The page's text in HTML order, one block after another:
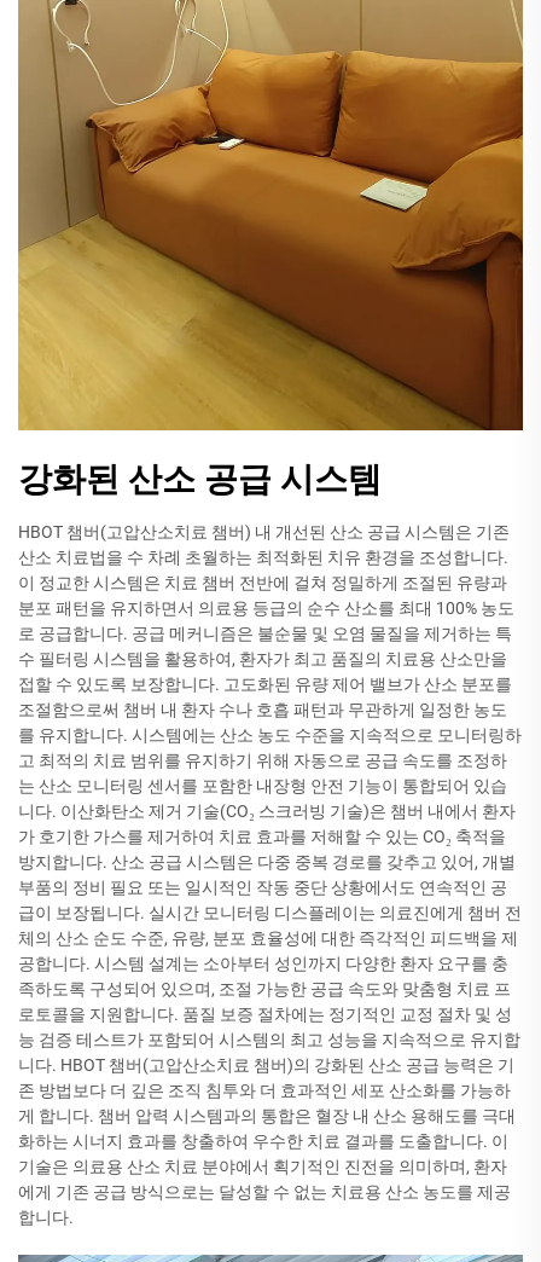
강화된 산소 공급 시스템
HBOT 챔버(고압산소치료 챔버) 내 개선된 산소 공급 시스템은 기존
산소 치료법을 수 차례 초월하는 최적화된 치유 환경을 조성합니다.
이 정교한 시스템은 치료 챔버 전반에 걸쳐 정밀하게 조절된 유량과
분포 패턴을 유지하면서 의료용 등급의 순수 산소를 최대 100% 농도
로 공급합니다. 공급 메커니즘은 불순물 및 오염 물질을 제거하는 특
수 필터링 시스템을 활용하여, 환자가 최고 품질의 치료용 산소만을
접할 수 있도록 보장합니다. 고도화된 유량 제어 밸브가 산소 분포를
조절함으로써 챔버 내 환자 수나 호흡 패턴과 무관하게 일정한 농도
를 유지합니다. 시스템에는 산소 농도 수준을 지속적으로 모니터링하
고 최적의 치료 범위를 유지하기 위해 자동으로 공급 속도를 조정하
는 산소 모니터링 센서를 포함한 내장형 안전 기능이 통합되어 있습
니다. 이산화탄소 제거 기술(CO₂ 스크러빙 기술)은 챔버 내에서 환자
가 호기한 가스를 제거하여 치료 효과를 저해할 수 있는 CO₂ 축적을
방지합니다. 산소 공급 시스템은 다중 중복 경로를 갖추고 있어, 개별
부품의 정비 필요 또는 일시적인 작동 중단 상황에서도 연속적인 공
급이 보장됩니다. 실시간 모니터링 디스플레이는 의료진에게 챔버 전
체의 산소 순도 수준, 유량, 분포 효율성에 대한 즉각적인 피드백을 제
공합니다. 시스템 설계는 소아부터 성인까지 다양한 환자 요구를 충
족하도록 구성되어 있으며, 조절 가능한 공급 속도와 맞춤형 치료 프
로토콜을 지원합니다. 품질 보증 절차에는 정기적인 교정 절차 및 성
능 검증 테스트가 포함되어 시스템의 최고 성능을 지속적으로 유지합
니다. HBOT 챔버(고압산소치료 챔버)의 강화된 산소 공급 능력은 기
존 방법보다 더 깊은 조직 침투와 더 효과적인 세포 산소화를 가능하
게 합니다. 챔버 압력 시스템과의 통합은 혈장 내 산소 용해도를 극대
화하는 시너지 효과를 창출하여 우수한 치료 결과를 도출합니다. 이
기술은 의료용 산소 치료 분야에서 획기적인 진전을 의미하며, 환자
에게 기존 공급 방식으로는 달성할 수 없는 치료용 산소 농도를 제공
합니다.